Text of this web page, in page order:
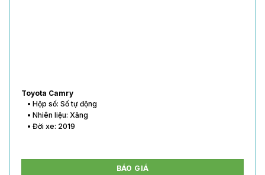
Toyota Vios
• Hộp số: Số tự động
• Nhiên liệu: Xăng
• Đời xe: 2020
BÁO GIÁ